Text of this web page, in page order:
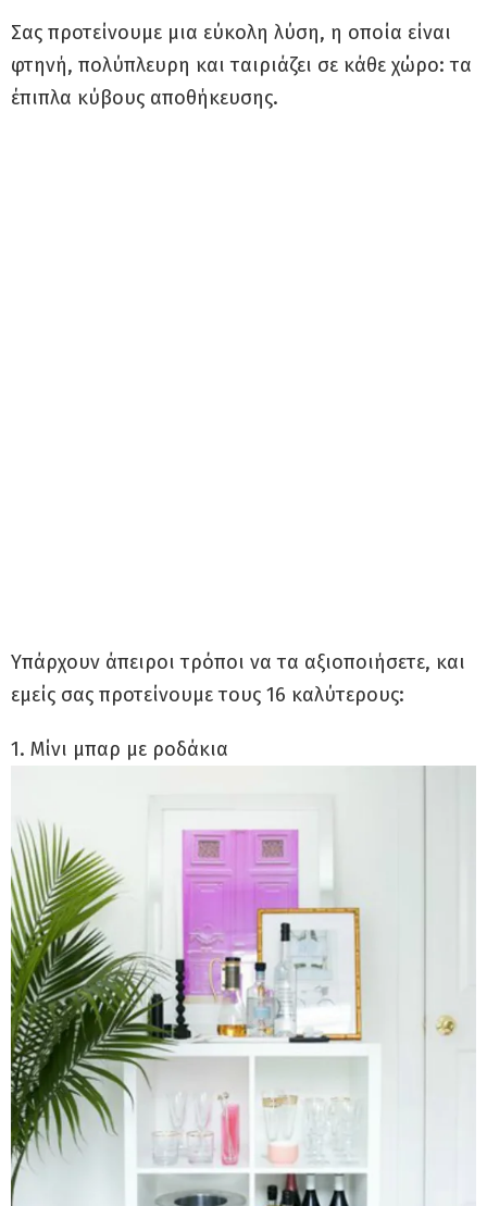
Σας προτείνουμε μια εύκολη λύση, η οποία είναι
φτηνή, πολύπλευρη και ταιριάζει σε κάθε χώρο: τα
έπιπλα κύβους αποθήκευσης.
Υπάρχουν άπειροι τρόποι να τα αξιοποιήσετε, και
εμείς σας προτείνουμε τους 16 καλύτερους:
1. Μίνι μπαρ με ροδάκια